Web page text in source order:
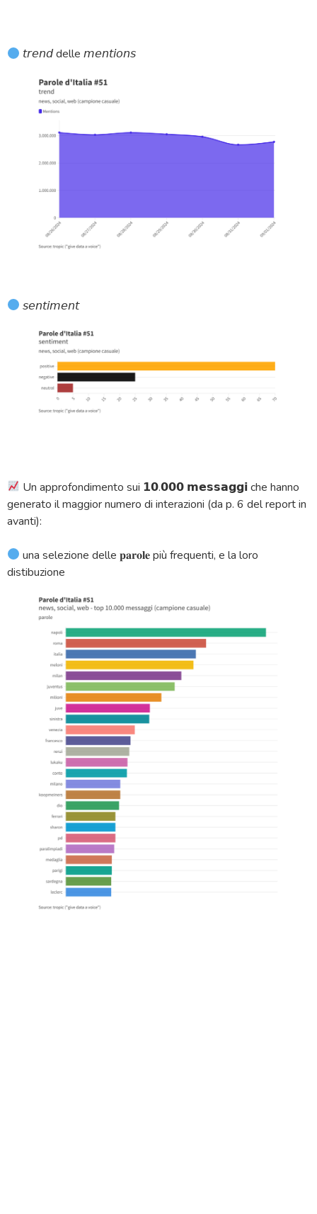
𝘵𝘳𝘦𝘯𝘥 delle 𝘮𝘦𝘯𝘵𝘪𝘰𝘯𝘴
𝘴𝘦𝘯𝘵𝘪𝘮𝘦𝘯𝘵
Un approfondimento sui 𝟭𝟬.𝟬𝟬𝟬 𝗺𝗲𝘀𝘀𝗮𝗴𝗴𝗶 che hanno
generato il maggior numero di interazioni (da p. 6 del report in
avanti):
una selezione delle 𝐩𝐚𝐫𝐨𝐥𝐞 più frequenti, e la loro
distibuzione